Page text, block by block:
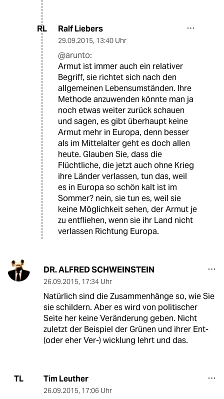
RL Ralf Liebers
29.09.2015, 13:40 Uhr
@arunto:
Armut ist immer auch ein relativer
Begriff, sie richtet sich nach den
allgemeinen Lebensumständen. Ihre
Methode anzuwenden könnte man ja
noch etwas weiter zurück schauen
und sagen, es gibt überhaupt keine
Armut mehr in Europa, denn besser
als im Mittelalter geht es doch allen
heute. Glauben Sie, dass die
Flüchtliche, die jetzt auch ohne Krieg
ihre Länder verlassen, tun das, weil
es in Europa so schön kalt ist im
Sommer? nein, sie tun es, weil sie
keine Möglichkeit sehen, der Armut je
zu entfliehen, wenn sie ihr Land nicht
verlassen Richtung Europa.
DR. ALFRED SCHWEINSTEIN
26.09.2015, 17:34 Uhr
Natürlich sind die Zusammenhänge so, wie Sie
sie schildern. Aber es wird von politischer
Seite her keine Veränderung geben. Nicht
zuletzt der Beispiel der Grünen und ihrer Ent-
(oder eher Ver-) wicklung lehrt und das.
TL Tim Leuther
26.09.2015, 17:06 Uhr